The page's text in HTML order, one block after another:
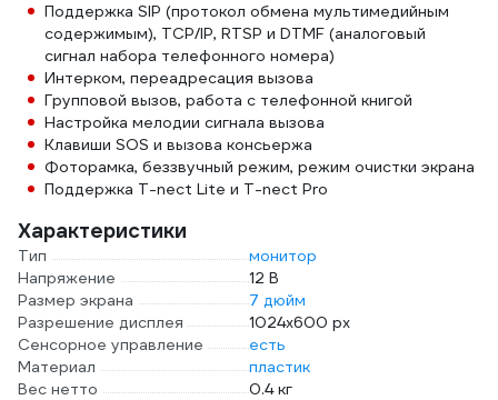
Поддержка SIP (протокол обмена мультимедийным
содержимым), TCP/IP, RTSP и DTMF (аналоговый
сигнал набора телефонного номера)
Интерком, переадресация вызова
Групповой вызов, работа с телефонной книгой
Настройка мелодии сигнала вызова
Клавиши SOS и вызова консьержа
Фоторамка, беззвучный режим, режим очистки экрана
Поддержка T-nect Lite и T-nect Pro
Характеристики
Тип
монитор
Напряжение
12 В
Размер экрана
7 дюйм
Разрешение дисплея
1024х600 px
Сенсорное управление
есть
Материал
пластик
Вес нетто
0.4 кг